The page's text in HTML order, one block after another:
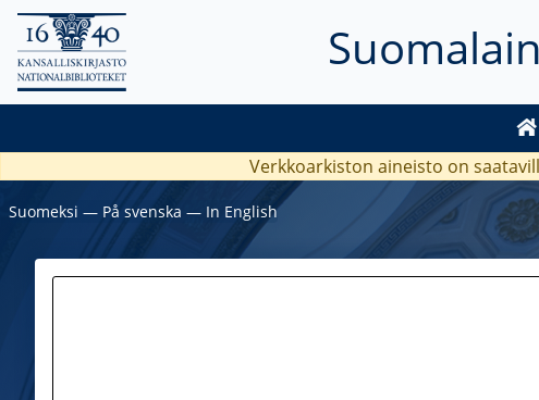
Verkkoarkiston aineisto on
Suomeksi ― På svenska ― In English